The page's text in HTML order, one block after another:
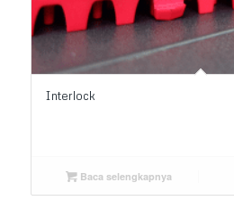
Interlock
Baca selengkapnya